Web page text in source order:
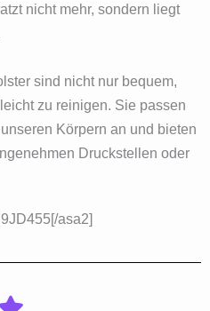
nicht mehr, sondern liegt
sind nicht nur bequem,
zu reinigen. Sie passen
Körpern an und bieten
Druckstellen oder
asa2]